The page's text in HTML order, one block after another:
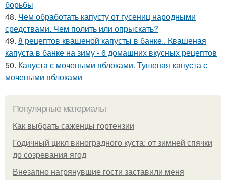
борьбы
48. Чем обработать капусту от гусениц народными
средствами. Чем полить или опрыскать?
49. 8 рецептов квашеной капусты в банке.. Квашеная
капуста в банке на зиму - 6 домашних вкусных рецептов
50. Капуста с мочеными яблоками. Тушеная капуста с
мочеными яблоками
Популярные материалы
Как выбрать саженцы гортензии
Годичный цикл виноградного куста: от зимней спячки
до созревания ягод
Внезапно нагрянувшие гости заставили меня